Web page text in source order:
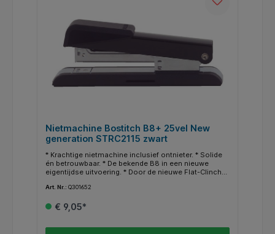
Nietmachine Bostitch B8+ 25vel New
generation STRC2115 zwart
* Krachtige nietmachine inclusief ontnieter. * Solide
én betrouwbaar. * De bekende B8 in een nieuwe
eigentijdse uitvoering. * Door de nieuwe Flat-Clinch
30% ruimte bespaart bij het archiveren. * Door het
STRC 2115 van 6mm. * Capaciteit 35vel.
Art. Nr.: Q301652
€ 9,05*